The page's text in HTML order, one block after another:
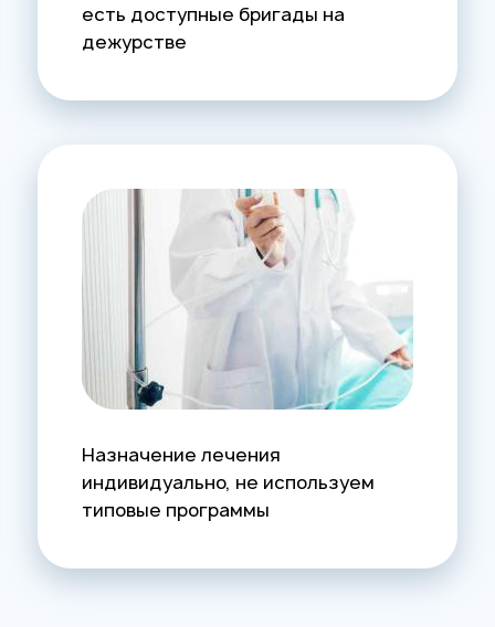
есть доступные бригады на
дежурстве
Назначение лечения
индивидуально, не используем
типовые программы